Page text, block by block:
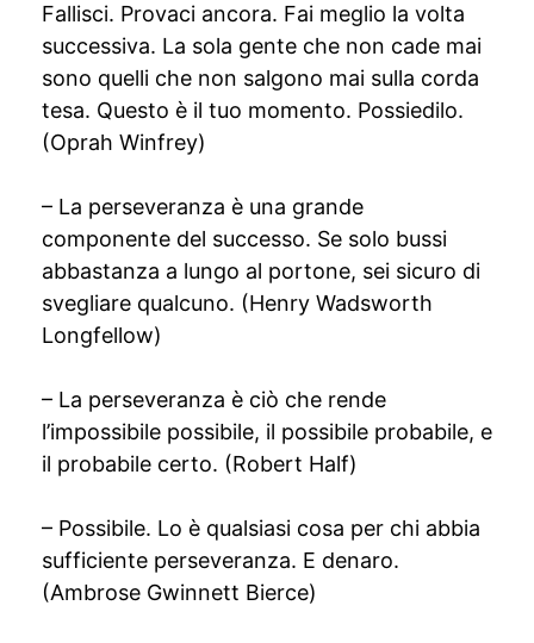
Fallisci. Provaci ancora. Fai meglio la volta
successiva. La sola gente che non cade mai
sono quelli che non salgono mai sulla corda
tesa. Questo è il tuo momento. Possiedilo.
(Oprah Winfrey)
– La perseveranza è una grande
componente del successo. Se solo bussi
abbastanza a lungo al portone, sei sicuro di
svegliare qualcuno. (Henry Wadsworth
Longfellow)
– La perseveranza è ciò che rende
l’impossibile possibile, il possibile probabile, e
il probabile certo. (Robert Half)
– Possibile. Lo è qualsiasi cosa per chi abbia
sufficiente perseveranza. E denaro.
(Ambrose Gwinnett Bierce)